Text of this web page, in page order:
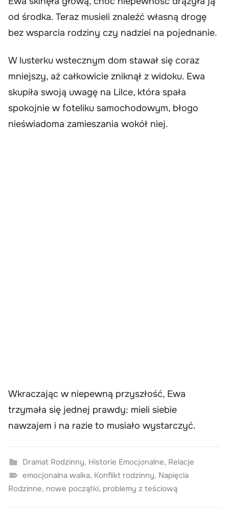
od środka. Teraz musieli znaleźć własną drogę
bez wsparcia rodziny czy nadziei na pojednanie.
W lusterku wstecznym dom stawał się coraz
mniejszy, aż całkowicie zniknął z widoku. Ewa
skupiła swoją uwagę na Lilce, która spała
spokojnie w foteliku samochodowym, błogo
nieświadoma zamieszania wokół niej.
Wkraczając w niepewną przyszłość, Ewa
trzymała się jednej prawdy: mieli siebie
nawzajem i na razie to musiało wystarczyć.
Dramat Rodzinny, Historie Emocjonalne, Relacje
emocjonalna walka, Konflikt rodzinny, Napięcia
Rodzinne, nowe początki, problemy z teściową